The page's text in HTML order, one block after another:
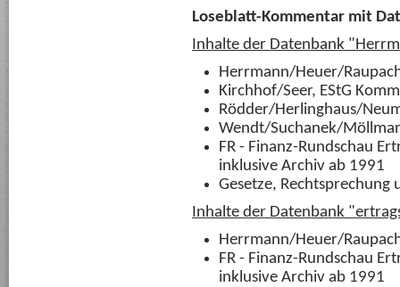
Loseblatt-Kommentar mit
Inhalte der Datenbank
Herrmann/Heuer/
Kirchhof/Seer, EStG
Rödder/Herlinghaus/
Wendt/Suchanek/
FR - Finanz-Rundschau
inklusive Archiv ab 1991
Gesetze,
Inhalte der Datenbank
Herrmann/Heuer/
FR - Finanz-Rundschau
inklusive Archiv ab 1991